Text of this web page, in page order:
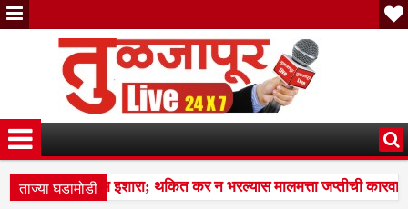
ताज्या घडामोडी
पालिकेचा अंतिम इशारा; थकित कर न भरल्यास मालमत्ता जप्तीची